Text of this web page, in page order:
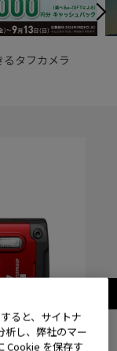
タフカメラ
ると、サイトナ
析し、弊社のマー
Cookie を保存す